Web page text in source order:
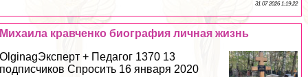
31 07 2026 1:19:22
Михаила кравченко биография личная жизнь
OlginagЭксперт + Педагог 1370 13
подписчиков Спросить 16 января 2020